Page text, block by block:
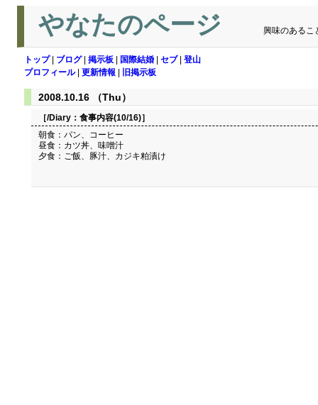
やなたのページ 興味のあるこ
トップ| ブログ| 掲示板 国際結婚 セブ| 登山
プロフィール| 更新情報 旧掲示板
2008.10.16 （Thu）
［/Diary： 食事内容(10/16)］
朝食：パン、コーヒー
昼食：カツ丼、味噌汁
夕食：ご飯、豚汁、カジキ粕漬け